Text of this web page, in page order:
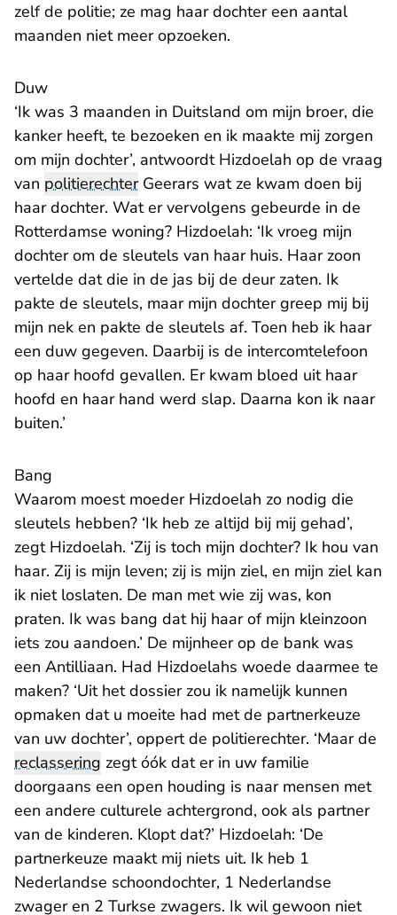
zelf de politie; ze mag haar dochter een aantal
maanden niet meer opzoeken.
Duw
‘Ik was 3 maanden in Duitsland om mijn broer, die
kanker heeft, te bezoeken en ik maakte mij zorgen
om mijn dochter’, antwoordt Hizdoelah op de vraag
van politierechterGeerars wat ze kwam doen bij
haar dochter. Wat er vervolgens gebeurde in de
Rotterdamse woning? Hizdoelah: ‘Ik vroeg mijn
dochter om de sleutels van haar huis. Haar zoon
vertelde dat die in de jas bij de deur zaten. Ik
pakte de sleutels, maar mijn dochter greep mij bij
mijn nek en pakte de sleutels af. Toen heb ik haar
een duw gegeven. Daarbij is de intercomtelefoon
op haar hoofd gevallen. Er kwam bloed uit haar
hoofd en haar hand werd slap. Daarna kon ik naar
buiten.’
Bang
Waarom moest moeder Hizdoelah zo nodig die
sleutels hebben? ‘Ik heb ze altijd bij mij gehad’,
zegt Hizdoelah. ‘Zij is toch mijn dochter? Ik hou van
haar. Zij is mijn leven; zij is mijn ziel, en mijn ziel kan
ik niet loslaten. De man met wie zij was, kon
praten. Ik was bang dat hij haar of mijn kleinzoon
iets zou aandoen.’ De mijnheer op de bank was
een Antilliaan. Had Hizdoelahs woede daarmee te
maken? ‘Uit het dossier zou ik namelijk kunnen
opmaken dat u moeite had met de partnerkeuze
van uw dochter’, oppert de politierechter. ‘Maar de
reclassering zegt óók dat er in uw familie
doorgaans een open houding is naar mensen met
een andere culturele achtergrond, ook als partner
van de kinderen. Klopt dat?’ Hizdoelah: ‘De
partnerkeuze maakt mij niets uit. Ik heb 1
Nederlandse schoondochter, 1 Nederlandse
zwager en 2 Turkse zwagers. Ik wil gewoon niet